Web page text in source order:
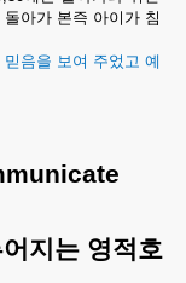
돌아가 본즉 아이가 침
믿음을 보여 주었고 예
지는 영적호